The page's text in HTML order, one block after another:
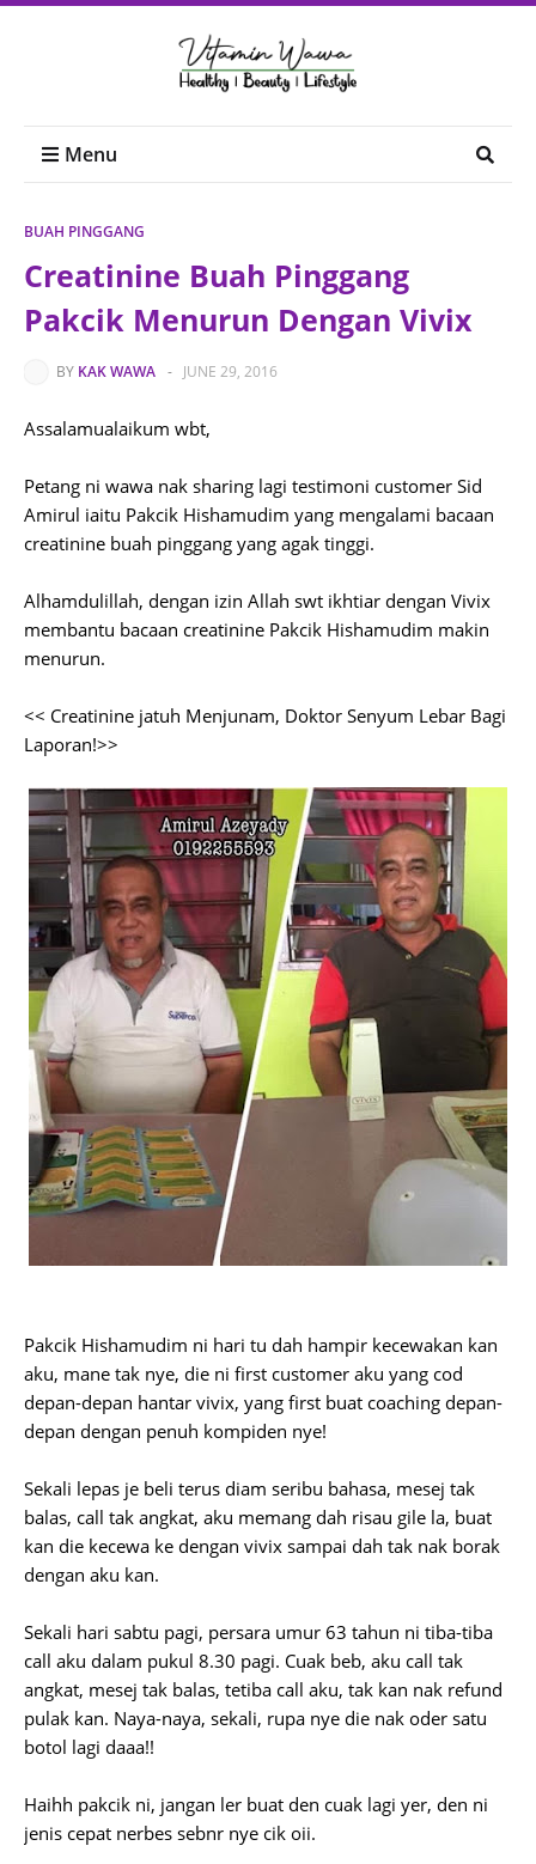
Menu
BUAH PINGGANG
Creatinine Buah Pinggang
Pakcik Menurun Dengan Vivix
BY KAK WAWA - JUNE 29, 2016
Assalamualaikum wbt,
Petang ni wawa nak sharing lagi testimoni customer Sid
Amirul iaitu Pakcik Hishamudim yang mengalami bacaan
creatinine buah pinggang yang agak tinggi.
Alhamdulillah, dengan izin Allah swt ikhtiar dengan Vivix
membantu bacaan creatinine Pakcik Hishamudim makin
menurun.
<< Creatinine jatuh Menjunam, Doktor Senyum Lebar Bagi
Laporan!>>
Pakcik Hishamudim ni hari tu dah hampir kecewakan kan
aku, mane tak nye, die ni first customer aku yang cod
depan-depan hantar vivix, yang first buat coaching depan-
depan dengan penuh kompiden nye!
Sekali lepas je beli terus diam seribu bahasa, mesej tak
balas, call tak angkat, aku memang dah risau gile la, buat
kan die kecewa ke dengan vivix sampai dah tak nak borak
dengan aku kan.
Sekali hari sabtu pagi, persara umur 63 tahun ni tiba-tiba
call aku dalam pukul 8.30 pagi. Cuak beb, aku call tak
angkat, mesej tak balas, tetiba call aku, tak kan nak refund
pulak kan. Naya-naya, sekali, rupa nye die nak oder satu
botol lagi daaa!!
Haihh pakcik ni, jangan ler buat den cuak lagi yer, den ni
jenis cepat nerbes sebnr nye cik oii.